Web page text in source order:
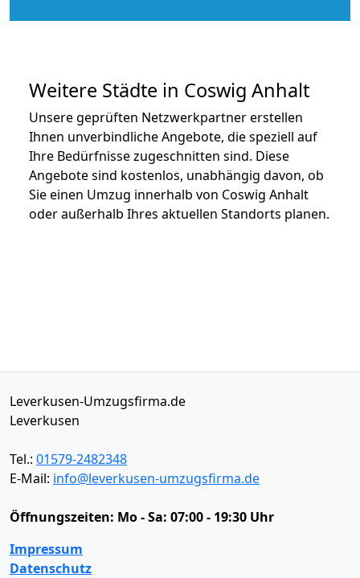
Weitere Städte in Coswig Anhalt
Unsere geprüften Netzwerkpartner erstellen
Ihnen unverbindliche Angebote, die speziell auf
Ihre Bedürfnisse zugeschnitten sind. Diese
Angebote sind kostenlos, unabhängig davon, ob
Sie einen Umzug innerhalb von Coswig Anhalt
oder außerhalb Ihres aktuellen Standorts planen.
Leverkusen-Umzugsfirma.de
Leverkusen
Tel.: 01579-2482348
E-Mail: info@leverkusen-umzugsfirma.de
Öffnungszeiten: Mo - Sa: 07:00 - 19:30 Uhr
Impressum
Datenschutz